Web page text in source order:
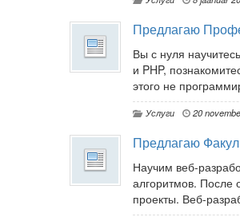
Предлагаю
Вы с нуля
и PHP,
этого не
Услуги 20
Предлагаю
Научим веб-
алгоритмов. После
проекты. Веб-